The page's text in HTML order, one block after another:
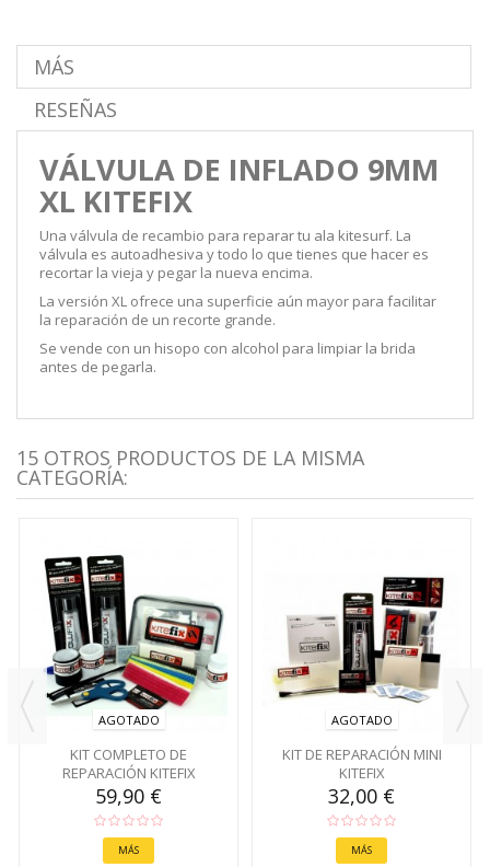
MÁS
RESEÑAS
VÁLVULA DE INFLADO 9MM
XL KITEFIX
Una válvula de recambio para reparar tu ala kitesurf. La
válvula es autoadhesiva y todo lo que tienes que hacer es
recortar la vieja y pegar la nueva encima.
La versión XL ofrece una superficie aún mayor para facilitar
la reparación de un recorte grande.
Se vende con un hisopo con alcohol para limpiar la brida
antes de pegarla.
15 OTROS PRODUCTOS DE LA MISMA
CATEGORÍA:
AGOTADO
KIT COMPLETO DE
REPARACIÓN KITEFIX
59,90 €
MÁS
AGOTADO
KIT DE REPARACIÓN MINI
KITEFIX
32,00 €
MÁS